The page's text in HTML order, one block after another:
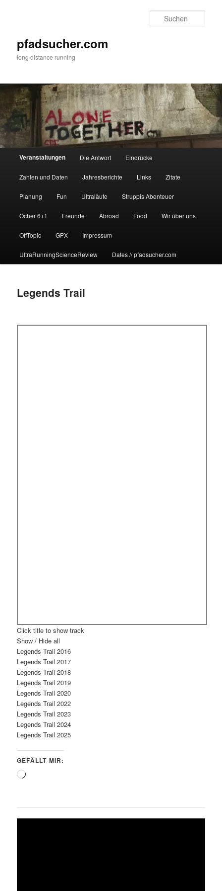
pfadsucher.com
long distance running
HauptmenüVeranstaltungen Die Antwort Eindrücke
Zahlen und Daten Jahresberichte Links Zitate
Planung Fun Ultraläufe Struppis Abenteuer
Öcher 6+1 Freunde Abroad Food Wir über uns
OffTopic GPX Impressum
UltraRunningScienceReview Dates // pfadsucher.com
Legends Trail
Click title to show track
Show / Hide all
Legends Trail 2016
Legends Trail 2017
Legends Trail 2018
Legends Trail 2019
Legends Trail 2020
Legends Trail 2022
Legends Trail 2023
Legends Trail 2024
Legends Trail 2025
GEFÄLLT MIR:
Wird